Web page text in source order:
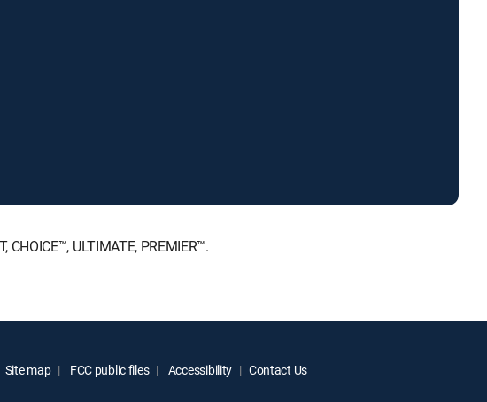
ULTIMATE, PREMIER™.
Site map FCC public files Accessibility Contact Us